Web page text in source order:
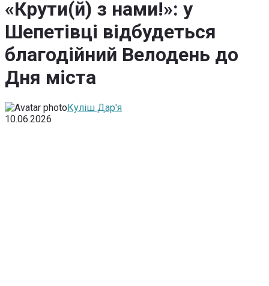
«Крути(й) з нами!»: у
Шепетівці відбудеться
благодійний Велодень до
Дня міста
Куліш Дар'я
10.06.2026